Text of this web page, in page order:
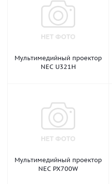
Мультимедийный проектор
NEC U321H
Мультимедийный проектор
NEC PX700W